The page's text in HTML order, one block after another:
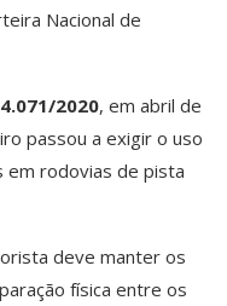
Nacional de
2020, em abril de
passou a exigir o uso
em rodovias de pista
deve manter os
física entre os